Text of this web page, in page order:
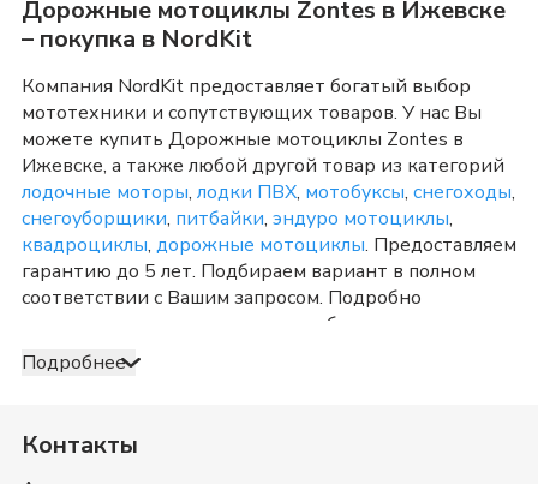
Дорожные мотоциклы Zontes в Ижевске
– покупка в NordKit
Компания NordKit предоставляет богатый выбор
мототехники и сопутствующих товаров. У нас Вы
можете купить Дорожные мотоциклы Zontes в
Ижевске, а также любой другой товар из категорий
лодочные моторы, лодки ПВХ, мотобуксы, снегоходы,
снегоуборщики, питбайки, эндуро мотоциклы,
квадроциклы, дорожные мотоциклы. Предоставляем
гарантию до 5 лет. Подбираем вариант в полном
соответствии с Вашим запросом. Подробно
консультируем и отвечаем на любые вопросы по
телефону и в шоу-руме в
категорииДорожные мотоциклы Zontes
Ижевске
Оплата принимается несколькими способами:
Подробнее
Контакты